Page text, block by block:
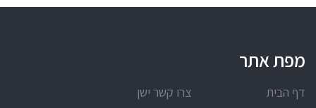
מפת אתר
דף הבית
צרו קשר ישן